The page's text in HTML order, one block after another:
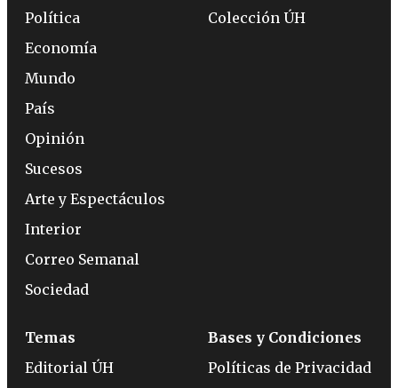
Política
Economía
Mundo
País
Opinión
Sucesos
Arte y Espectáculos
Interior
Correo Semanal
Sociedad
Colección ÚH
Temas
Editorial ÚH
Bases y Condiciones
Políticas de Privacidad